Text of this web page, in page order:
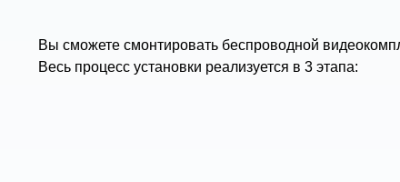
Вы сможете смонтировать беспроводной
Весь процесс установки реализуется в 3 этапа: